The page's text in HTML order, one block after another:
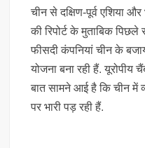
चीन से दक्षिण-पूर्व एशिया
की रिपोर्ट के मुताबिक
फीसदी कंपनियां चीन के
योजना बना रही हैं. यूरोपीय
बात सामने आई है कि चीन में
पर भारी पड़ रही हैं.